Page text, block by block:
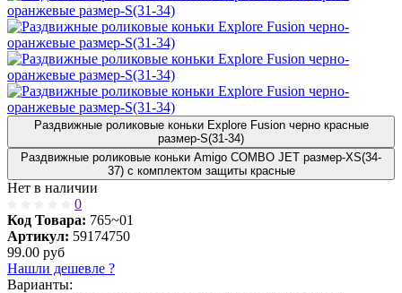
Раздвижные роликовые коньки Explore Fusion черно красные
размер-S(31-34)
Раздвижные роликовые коньки Amigo COMBO JET размер-XS(34-
37) с комплектом защиты красные
Нет в наличии
0
Код Товара: 765~01
Артикул: 59174750
99.00 руб
Нашли дешевле ?
Варианты: